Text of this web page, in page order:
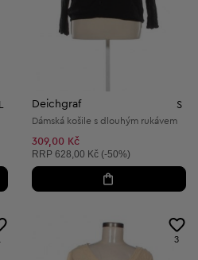
Deichgraf S
Dámská košile s dlouhým rukávem
309,00 Kč
Doporučená cena:
RRP 628,00 Kč (-50%)
3